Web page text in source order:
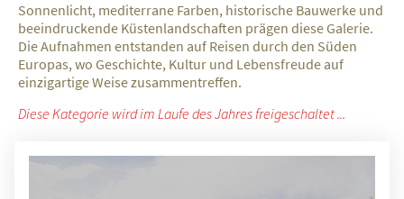
Sonnenlicht, mediterrane Farben, historische Bauwerke und
beeindruckende Küstenlandschaften prägen diese Galerie.
Die Aufnahmen entstanden auf Reisen durch den Süden
Europas, wo Geschichte, Kultur und Lebensfreude auf
einzigartige Weise zusammentreffen.
Diese Kategorie wird im Laufe des Jahres freigeschaltet ...